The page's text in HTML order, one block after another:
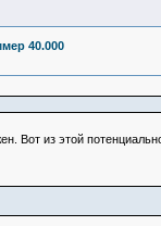
40.000
Вот из этой